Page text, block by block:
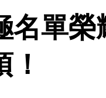
名單